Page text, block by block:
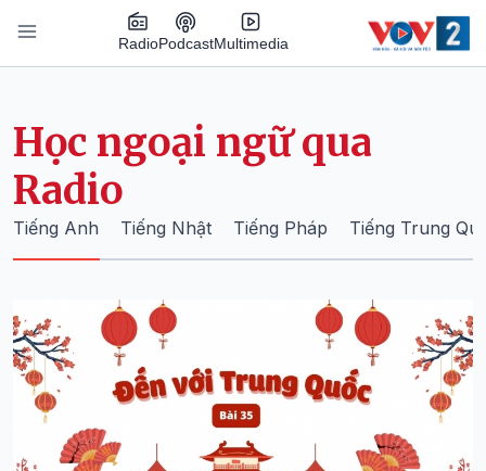
Nhảy đến nội dung
RadioPodcastMultimedia
Học ngoại ngữ qua
Radio
Tiếng Anh Tiếng Nhật Tiếng Pháp Tiếng Trung